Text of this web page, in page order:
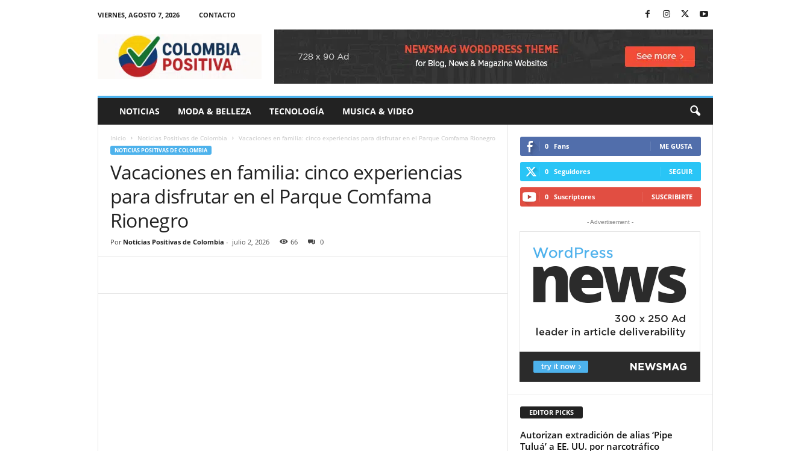
VIERNES, AGOSTO 7, 2026
CONTACTO
NOTICIAS MODA & BELLEZA TECNOLOGÍA MUSICA & VIDEO
Inicio Noticias Positivas de Colombia Vacaciones en familia: cinco experiencias para disfrutar en el Parque Comfama Rionegro
NOTICIAS POSITIVAS DE COLOMBIA
Vacaciones en familia: cinco experiencias
para disfrutar en el Parque Comfama
Rionegro
Por Noticias Positivas de Colombia - julio 2, 2026 66 0
0 Fans ME GUSTA
0 Seguidores SEGUIR
0 Suscriptores SUSCRIBIRTE
- Advertisement -
EDITOR PICKS
Autorizan extradición de alias ‘Pipe
Tuluá’ a EE. UU. por narcotráfico